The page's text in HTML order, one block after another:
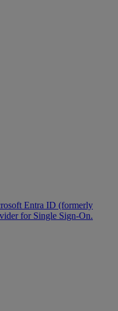
Entra ID (formerly
for Single Sign-On.